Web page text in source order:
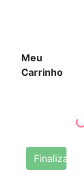
Meu
Carrinho
Finalizar